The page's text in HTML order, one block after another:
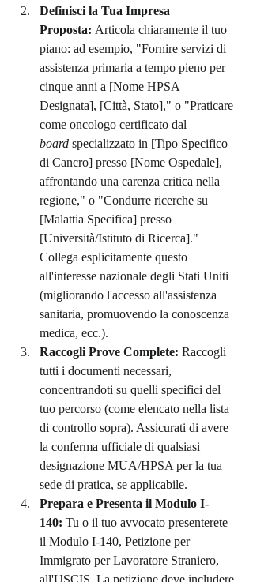
Definisci la Tua Impresa
Proposta: Articola chiaramente il tuo
piano: ad esempio, "Fornire servizi di
assistenza primaria a tempo pieno per
cinque anni a [Nome HPSA
Designata], [Città, Stato]," o "Praticare
come oncologo certificato dal
board specializzato in [Tipo Specifico
di Cancro] presso [Nome Ospedale],
affrontando una carenza critica nella
regione," o "Condurre ricerche su
[Malattia Specifica] presso
[Università/Istituto di Ricerca]."
Collega esplicitamente questo
all'interesse nazionale degli Stati Uniti
(migliorando l'accesso all'assistenza
sanitaria, promuovendo la conoscenza
medica, ecc.).
Raccogli Prove Complete: Raccogli
tutti i documenti necessari,
concentrandoti su quelli specifici del
tuo percorso (come elencato nella lista
di controllo sopra). Assicurati di avere
la conferma ufficiale di qualsiasi
designazione MUA/HPSA per la tua
sede di pratica, se applicabile.
Prepara e Presenta il Modulo I-
140: Tu o il tuo avvocato presenterete
il Modulo I-140, Petizione per
Immigrato per Lavoratore Straniero,
all'USCIS. La petizione deve includere